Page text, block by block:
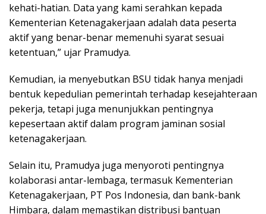
kehati-hatian. Data yang kami serahkan kepada
Kementerian Ketenagakerjaan adalah data peserta
aktif yang benar-benar memenuhi syarat sesuai
ketentuan,” ujar Pramudya.
Kemudian, ia menyebutkan BSU tidak hanya menjadi
bentuk kepedulian pemerintah terhadap kesejahteraan
pekerja, tetapi juga menunjukkan pentingnya
kepesertaan aktif dalam program jaminan sosial
ketenagakerjaan.
Selain itu, Pramudya juga menyoroti pentingnya
kolaborasi antar-lembaga, termasuk Kementerian
Ketenagakerjaan, PT Pos Indonesia, dan bank-bank
Himbara, dalam memastikan distribusi bantuan